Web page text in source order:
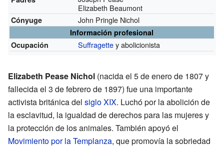
Elizabeth Beaumont
Cónyuge John Pringle Nichol
Información profesional
Ocupación
Suffragettey abolicionista
Elizabeth Pease Nichol (nacida el 5 de enero de 1807 y
fallecida el 3 de febrero de 1897) fue una importante
activista británica del siglo XIX. Luchó por la abolición de
la esclavitud, la igualdad de derechos para las mujeres y
la protección de los animales. También apoyó el
Movimiento por la Templanza, que promovía la sobriedad